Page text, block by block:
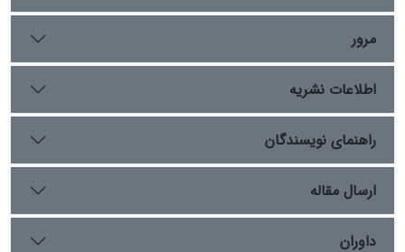
موردنظر است. چارچوب نظری مقاله، تلفیقی از نظریه سرمایه
نمادین پی‌یر بوردیو و مفهوم قدرت مشروع در اندیشه ماکس
وبر است.یافته‌های پژوهش نشان می‌دهد که نشان‌های
علمی، علاوه بر کارکرد فرهنگی، نقش فعالی در مدیریت
مناسبات قدرت، بازنمایی اقتدار دولت و سازمان‌دهی نخبگان
در چارچوب دولت–ملت مدرن ایفا کرده‌اند. این تحلیل، افقی
تازه برای فهم مناسبات پیچیده میان فرهنگ، علم و سیاست
در تاریخ ایران می‌گشاید
مرور
اطلاعات نشریه
راهنمای نویسندگان
ارسال مقاله
داوران